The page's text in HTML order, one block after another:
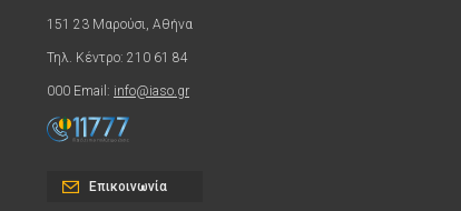
151 23 Μαρούσι, Αθήνα
Τηλ. Κέντρο: 210 61 84
000 Email: info@iaso.gr
Επικοινωνία